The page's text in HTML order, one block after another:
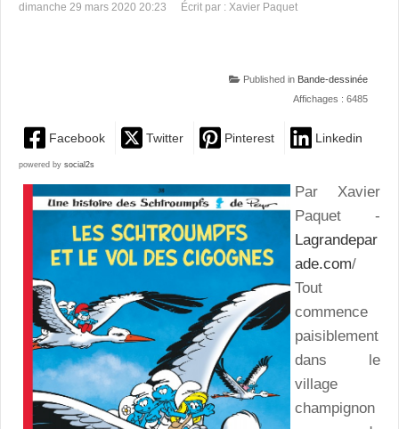
dimanche 29 mars 2020 20:23 Écrit par : Xavier Paquet
Published in Bande-dessinée
Affichages : 6485
Facebook Twitter Pinterest Linkedin
powered by social2s
Par Xavier
Paquet -
Lagrandepar
ade.com/
Tout
commence
paisiblement
dans le
village
champignon